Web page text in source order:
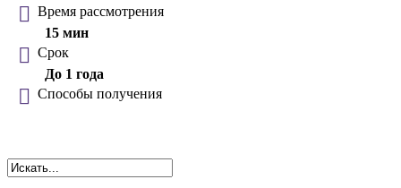
Время рассмотрения
15 мин
Срок
До 1 года
Способы получения